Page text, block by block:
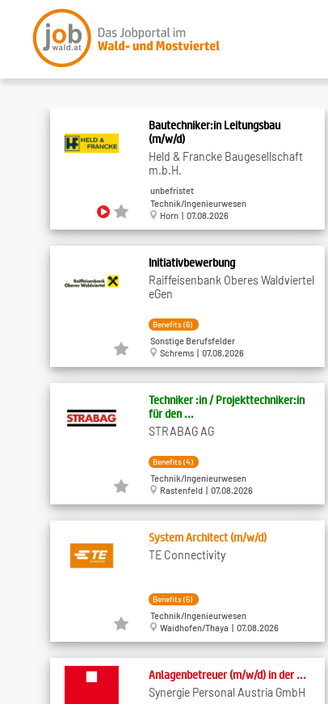
Bautechniker:in Leitungsbau
(m/w/d)
Held & Francke Baugesellschaft
m.b.H.
unbefristet
Technik/Ingenieurwesen
Horn | 07.08.2026
Initiativbewerbung
Raiffeisenbank Oberes Waldviertel
eGen
Benefits (6)
Sonstige Berufsfelder
Schrems | 07.08.2026
Techniker :in / Projekttechniker:in
für den ...
STRABAG AG
Benefits (4)
Technik/Ingenieurwesen
Rastenfeld | 07.08.2026
System Architect (m/w/d)
TE Connectivity
Benefits (5)
Technik/Ingenieurwesen
Waidhofen/Thaya | 07.08.2026
Anlagenbetreuer (m/w/d) in der ...
Synergie Personal Austria GmbH